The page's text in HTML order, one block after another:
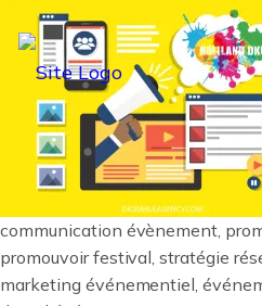
communication évènement,
promouvoir festival, stratégie
marketing événementiel,